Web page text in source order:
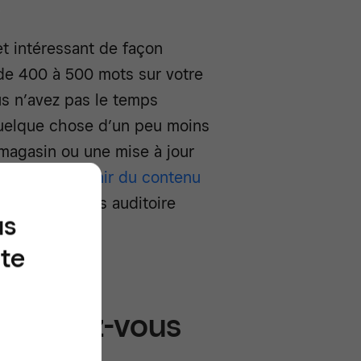
intéressant de façon
400 à 500 mots sur votre
n’avez pas le temps
chose d’un peu moins
ou une mise à jour
de fournir du contenu
pour vous auditoire
vous